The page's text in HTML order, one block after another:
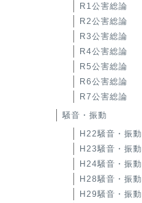
R1公害総論
R2公害総論
R3公害総論
R4公害総論
R5公害総論
R6公害総論
R7公害総論
騒音・振動
H22騒音・振動
H23騒音・振動
H24騒音・振動
H28騒音・振動
H29騒音・振動